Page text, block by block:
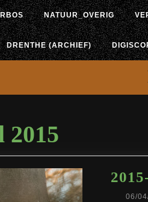
NATUUR_OVERIG
DRENTHE (ARCHIEF)
2015
06/